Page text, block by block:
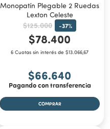
Monopatín Plegable 2 Ruedas
Lexton Celeste
$125.000 -37%
$78.400
6 Cuotas sin interés de $13.066,67
$66.640
Pagando con transferencia